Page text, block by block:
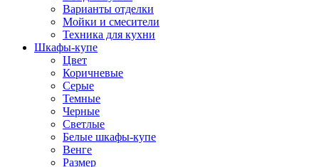
Варианты отделки
Мойки и смесители
Техника для кухни
Шкафы-купе
Цвет
Коричневые
Серые
Темные
Черные
Светлые
Белые шкафы-купе
Венге
Размер